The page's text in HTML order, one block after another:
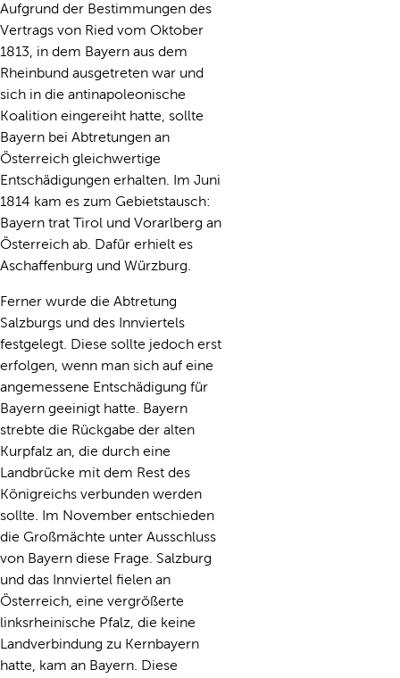
Aufgrund der Bestimmungen des
Vertrags von Ried vom Oktober
1813, in dem Bayern aus dem
Rheinbund ausgetreten war und
sich in die antinapoleonische
Koalition eingereiht hatte, sollte
Bayern bei Abtretungen an
Österreich gleichwertige
Entschädigungen erhalten. Im Juni
1814 kam es zum Gebietstausch:
Bayern trat Tirol und Vorarlberg an
Österreich ab. Dafür erhielt es
Aschaffenburg und Würzburg.
Ferner wurde die Abtretung
Salzburgs und des Innviertels
festgelegt. Diese sollte jedoch erst
erfolgen, wenn man sich auf eine
angemessene Entschädigung für
Bayern geeinigt hatte. Bayern
strebte die Rückgabe der alten
Kurpfalz an, die durch eine
Landbrücke mit dem Rest des
Königreichs verbunden werden
sollte. Im November entschieden
die Großmächte unter Ausschluss
von Bayern diese Frage. Salzburg
und das Innviertel fielen an
Österreich, eine vergrößerte
linksrheinische Pfalz, die keine
Landverbindung zu Kernbayern
hatte, kam an Bayern. Diese